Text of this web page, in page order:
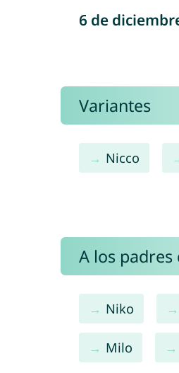
6 de
Variantes
Nicco
A los
Niko
Milo